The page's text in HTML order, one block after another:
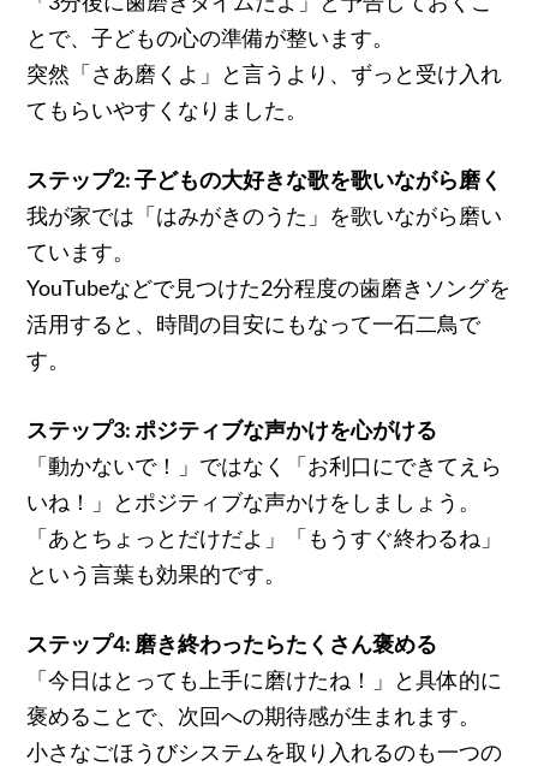
とで、子どもの心の準備が整います。
突然「さあ磨くよ」と言うより、ずっと受け入れ
てもらいやすくなりました。
ステップ2: 子どもの大好きな歌を歌いながら磨く
我が家では「はみがきのうた」を歌いながら磨い
ています。
YouTubeなどで見つけた2分程度の歯磨きソングを
活用すると、時間の目安にもなって一石二鳥で
す。
ステップ3: ポジティブな声かけを心がける
「動かないで！」ではなく「お利口にできてえら
いね！」とポジティブな声かけをしましょう。
「あとちょっとだけだよ」「もうすぐ終わるね」
という言葉も効果的です。
ステップ4: 磨き終わったらたくさん褒める
「今日はとっても上手に磨けたね！」と具体的に
褒めることで、次回への期待感が生まれます。
小さなごほうびシステムを取り入れるのも一つの